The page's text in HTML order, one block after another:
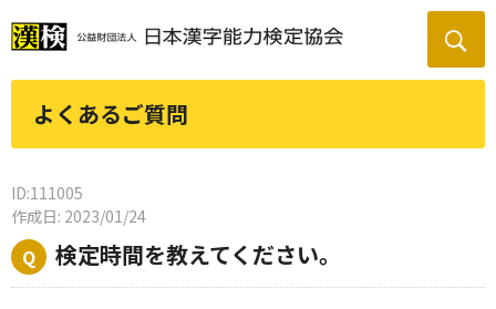
よくあるご質問
ID:111005
作成日: 2023/01/24
検定時間を教えてください。